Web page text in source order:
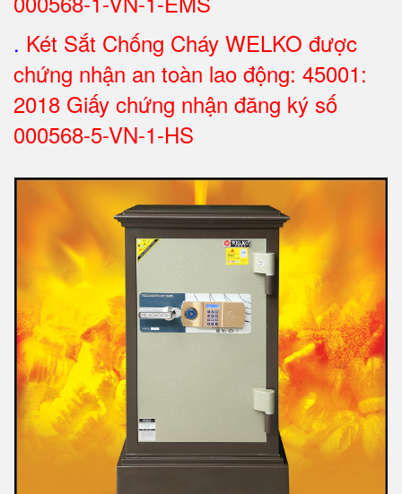
. Két Sắt Chống Cháy WELKO được
chứng nhận an toàn lao động: 45001:
2018 Giấy chứng nhận đăng ký số
000568-5-VN-1-HS